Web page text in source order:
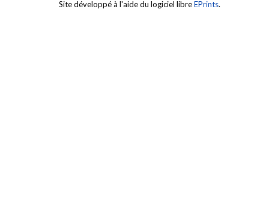
Site développé à l'aide du logiciel libreEPrints.